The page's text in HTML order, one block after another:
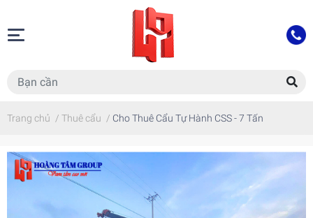
Trang chủ / Thuê cẩu / Cho Thuê Cẩu Tự Hành CSS - 7 Tấn